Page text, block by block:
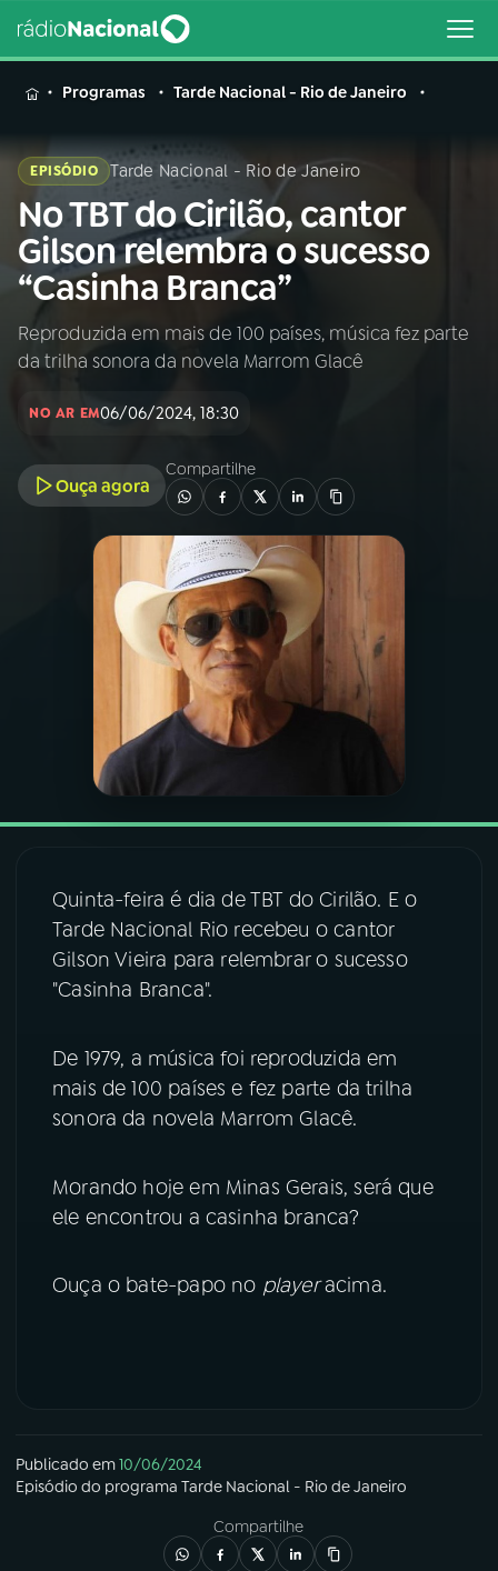
MENU
Buscar
na
Rádio
Nacional
Buscar
AO VIVO
INÍCIO
A RÁDIO
PROGRAMAÇÃO
PROGRAMAS
VIDEOCASTS
FESTIVAL DE MÚSICA
ACOMPANHE A RÁDIO NACIONAL
Instagram X
Programas Tarde Nacional - Rio de Janeiro
EPISÓDIO Tarde Nacional - Rio de Janeiro
No TBT do Cirilão, cantor
Gilson relembra o sucesso
“Casinha Branca”
Reproduzida em mais de 100 países, música fez parte
da trilha sonora da novela Marrom Glacê
NO AR EM06/06/2024, 18:30
Ouça agora
Compartilhe
Quinta-feira é dia de TBT do Cirilão. E o
Tarde Nacional Rio recebeu o cantor
Gilson Vieira para relembrar o sucesso
"Casinha Branca".
De 1979, a música foi reproduzida em
mais de 100 países e fez parte da trilha
sonora da novela Marrom Glacê.
Morando hoje em Minas Gerais, será que
ele encontrou a casinha branca?
Ouça o bate-papo no playeracima.
Publicado em10/06/2024
Episódio do programa Tarde Nacional - Rio de Janeiro
Compartilhe